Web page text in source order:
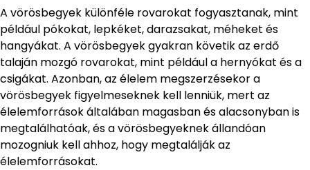
A vörösbegyek különféle rovarokat fogyasztanak, mint
például pókokat, lepkéket, darazsakat, méheket és
hangyákat. A vörösbegyek gyakran követik az erdő
talaján mozgó rovarokat, mint például a hernyókat és a
csigákat. Azonban, az élelem megszerzésekor a
vörösbegyek figyelmeseknek kell lenniük, mert az
élelemforrások általában magasban és alacsonyban is
megtalálhatóak, és a vörösbegyeknek állandóan
mozogniuk kell ahhoz, hogy megtalálják az
élelemforrásokat.